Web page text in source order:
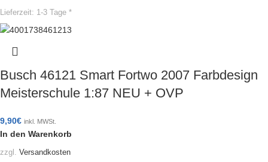
Lieferzeit: 1-3 Tage *
Busch 46121 Smart Fortwo 2007 Farbdesign
Meisterschule 1:87 NEU + OVP
9,90€ inkl. MWSt.
In den Warenkorb
zzgl. Versandkosten